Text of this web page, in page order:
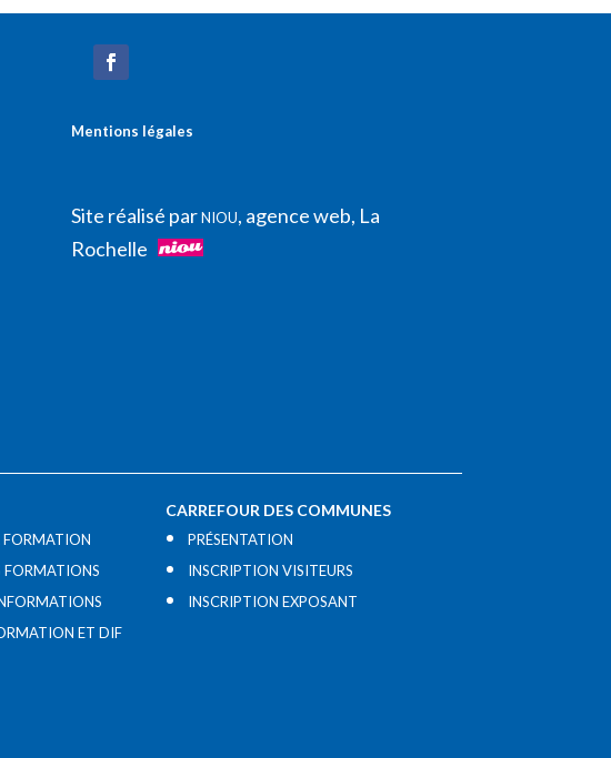
Mentions légales
Site réalisé parNIOU, agence web, La
Rochelle
FORMATION
FORMATIONS
ET DIF
CARREFOUR DES COMMUNES
PRÉSENTATION
INSCRIPTION VISITEURS
INSCRIPTION EXPOSANT